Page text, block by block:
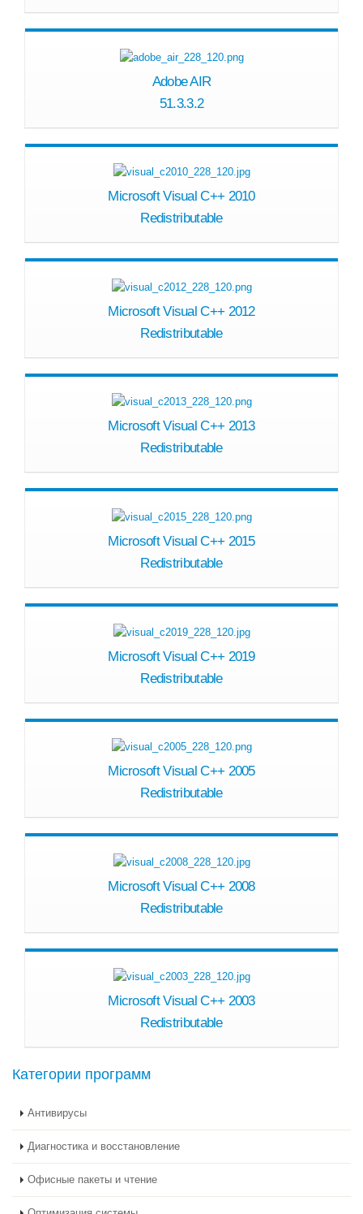
Adobe AIR
51.3.3.2
Microsoft Visual C++ 2010
Redistributable
Microsoft Visual C++ 2012
Redistributable
Microsoft Visual C++ 2013
Redistributable
Microsoft Visual C++ 2015
Redistributable
Microsoft Visual C++ 2019
Redistributable
Microsoft Visual C++ 2005
Redistributable
Microsoft Visual C++ 2008
Redistributable
Microsoft Visual C++ 2003
Redistributable
Категории программ
Антивирусы
Диагностика и восстановление
Офисные пакеты и чтение